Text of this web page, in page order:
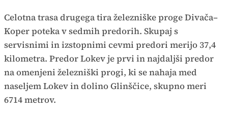
Celotna trasa drugega tira železniške proge Divača–
Koper poteka v sedmih predorih. Skupaj s
servisnimi in izstopnimi cevmi predori merijo 37,4
kilometra. Predor Lokev je prvi in najdaljši predor
na omenjeni železniški progi, ki se nahaja med
naseljem Lokev in dolino Glinščice, skupno meri
6714 metrov.